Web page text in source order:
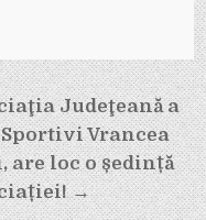
Judeţeană a
Vrancea
are loc o ședință
→